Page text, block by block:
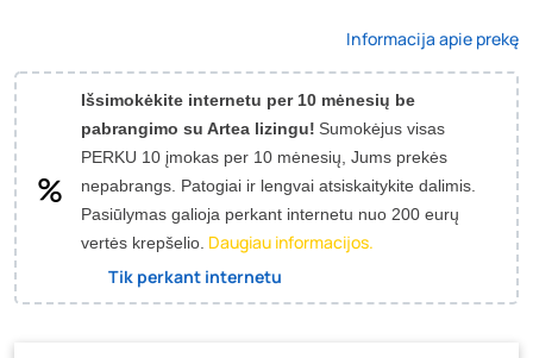
Informacija apie prekę
Išsimokėkite internetu per 10 mėnesių be
pabrangimo su Artea lizingu! Sumokėjus visas
PERKU 10 įmokas per 10 mėnesių, Jums prekės
nepabrangs. Patogiai ir lengvai atsiskaitykite dalimis.
Pasiūlymas galioja perkant internetu nuo 200 eurų
vertės krepšelio. Daugiau informacijos.
Tik perkant internetu